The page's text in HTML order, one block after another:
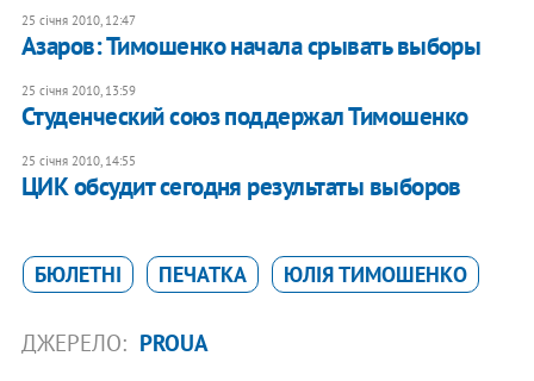
25 січня 2010, 12:47
Азаров: Тимошенко начала срывать выборы
25 січня 2010, 13:59
Студенческий союз поддержал Тимошенко
25 січня 2010, 14:55
ЦИК обсудит сегодня результаты выборов
БЮЛЕТНІ ПЕЧАТКА ЮЛІЯ ТИМОШЕНКО
ДЖЕРЕЛО: PROUA